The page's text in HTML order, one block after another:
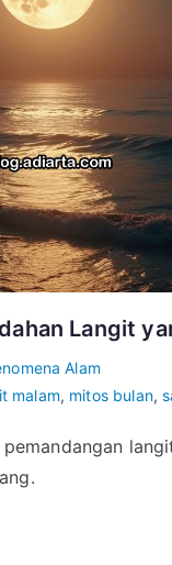
Langit
Alam
malam, mitos bulan,